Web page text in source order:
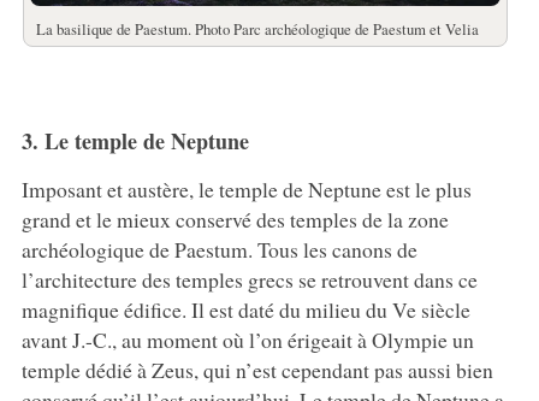
La basilique de Paestum. Photo Parc archéologique de Paestum et Velia
3. Le temple de Neptune
Imposant et austère, le temple de Neptune est le plus
grand et le mieux conservé des temples de la zone
archéologique de Paestum. Tous les canons de
l’architecture des temples grecs se retrouvent dans ce
magnifique édifice. Il est daté du milieu du Ve siècle
avant J.-C., au moment où l’on érigeait à Olympie un
temple dédié à Zeus, qui n’est cependant pas aussi bien